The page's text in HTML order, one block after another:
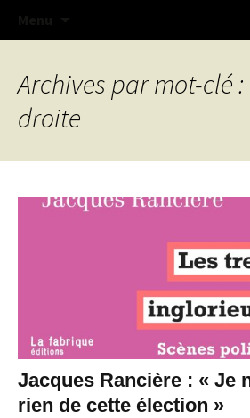
Archives par mot-clé
droite
Jacques Rancière : « Je
rien de cette élection »